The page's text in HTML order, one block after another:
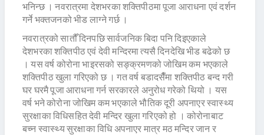
भनिन्छ । नवरात्रमा देशभरका शक्तिपीठमा पूजा आराधना एवं दर्शन
गर्ने भक्तजनको भीड लाग्ने गर्छ ।
नवरात्रको सातौँ दिनपछि सार्वजनिक बिदा पनि दिइएकाले
देशभरका शक्तिपीठ एवं देवी मन्दिरमा त्यसै दिनदेखि भीड बढेको छ
। यस वर्ष कोरोना भाइरसको सङ्क्रमणको जोखिम कम भएकाले
शक्तिपीठ खुला गरिएको छ । गत वर्ष बडादसैँमा शक्तिपीठ बन्द गरी
घर घरमै पूजा आराधना गर्न सरकारले अनुरोध गरेको थियो । यस
वर्ष भने कोरोना जोखिम कम भएकाले भौतिक दूरी अपनाएर स्वास्थ्य
सुरक्षाका विधिसहित देवी मन्दिर खुला गरिएको हो । कोरोनाबाट
बच्न स्वास्थ्य सुरक्षाका विधि अपनाएर मात्र मठ मन्दिर जान र